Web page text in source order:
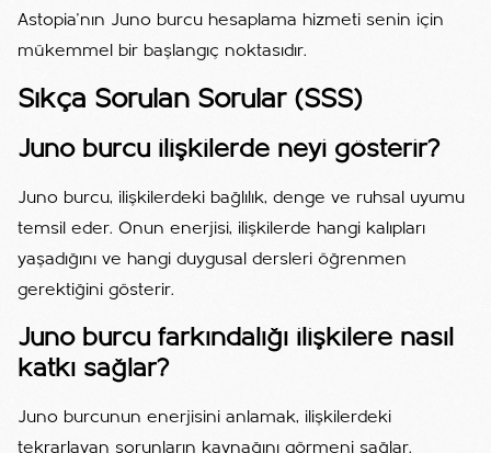
Astopia’nın Juno burcu hesaplama hizmeti senin için
mükemmel bir başlangıç noktasıdır.
Sıkça Sorulan Sorular (SSS)
Juno burcu ilişkilerde neyi gösterir?
Juno burcu, ilişkilerdeki bağlılık, denge ve ruhsal uyumu
temsil eder. Onun enerjisi, ilişkilerde hangi kalıpları
yaşadığını ve hangi duygusal dersleri öğrenmen
gerektiğini gösterir.
Juno burcu farkındalığı ilişkilere nasıl
katkı sağlar?
Juno burcunun enerjisini anlamak, ilişkilerdeki
tekrarlayan sorunların kaynağını görmeni sağlar.